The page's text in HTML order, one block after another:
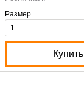
Размер
Купить